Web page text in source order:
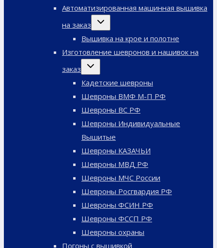
Автоматизированная машинная вышивка
на заказ
Переключить
дочернее
Вышивка на крое и полотне
Изготовление шевронов и нашивок на
заказ
Переключить
дочернее
Кадетские шевроны
Шевроны ВМФ М-П РФ
Шевроны ВС РФ
Шевроны Индивидуальные
Вышитые
Шевроны КАЗАЧЬИ
Шевроны МВД РФ
Шевроны МЧС России
Шевроны Росгвардия РФ
Шевроны ФСИН РФ
Шевроны ФССП РФ
Шевроны охраны
Погоны с вышивкой